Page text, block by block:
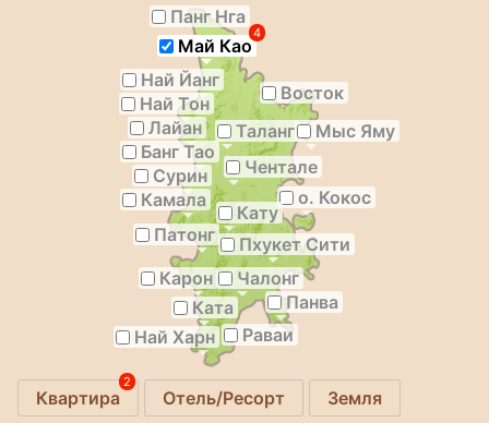
Панг Нга
Май Као
4
Най Йанг
Восток
Най Тон
Лайан
Таланг
Банг Тао
Мыс Яму
Чентале
Сурин
Камала
о. Кокос
Кату
Патонг
Пхукет Сити
Чалонг
Карон
Панва
Ката
Раваи
Най Харн
Квартира
2
Отель/Ресорт Земля